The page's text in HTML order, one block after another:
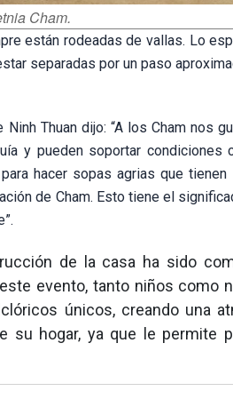
Cham.
están rodeadas de vallas. Lo
separadas por un paso
Ninh Thuan dijo: “A los Cham nos
y pueden soportar
hacer sopas agrias que
de Cham. Esto tiene el
de la casa ha sido
evento, tanto niños
únicos, creando una
su hogar, ya que le